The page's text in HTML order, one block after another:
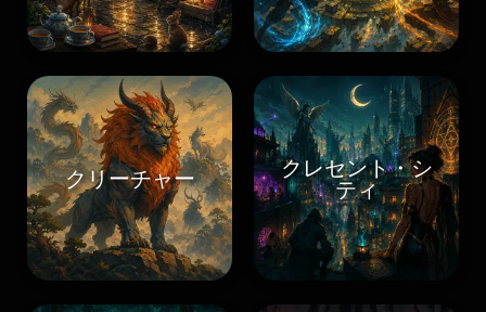
クリーチャー
クレセント・シ
ティ